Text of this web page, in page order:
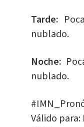
Tarde:
nublado.
Noche:
nublado.
Válido para: